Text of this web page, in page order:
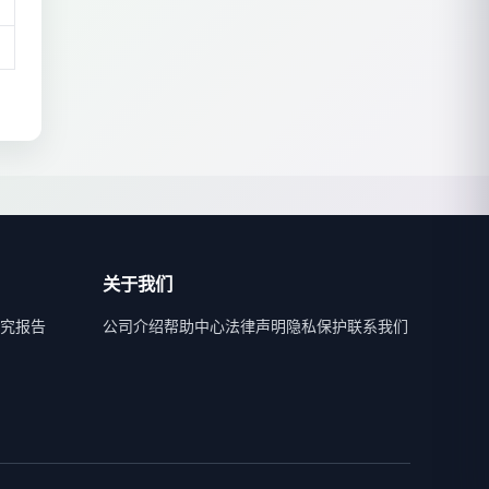
报告
关于我们
公司介绍帮助中心法律声明隐私保护联系我们